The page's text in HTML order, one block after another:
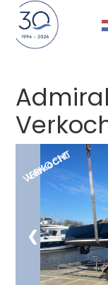
VERKOCHT
Verkocht
❮